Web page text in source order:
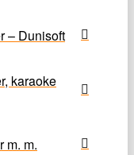
– Dunisoft
karaoke
m. m.